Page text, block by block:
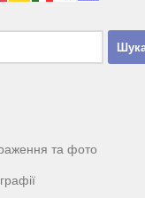
та фото